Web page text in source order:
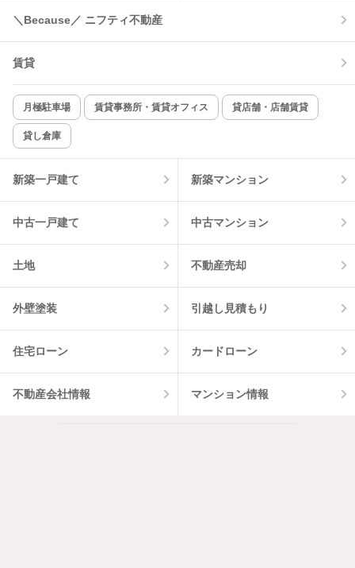
＼Because／ ニフティ不動産
賃貸
月極駐車場 賃貸事務所・賃貸オフィス 貸店舗・店舗賃貸
貸し倉庫
新築一戸建て 新築マンション
中古一戸建て 中古マンション
土地 不動産売却
外壁塗装 引越し見積もり
住宅ローン カードローン
不動産会社情報 マンション情報